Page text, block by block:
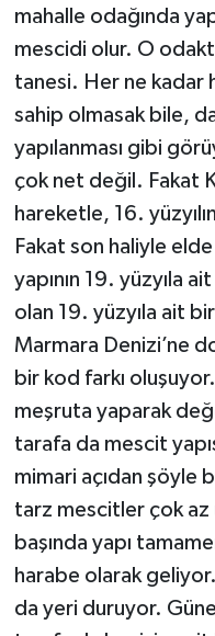
mahalle odağında
mescidi olur. O
tanesi. Her ne kadar
sahip olmasak bile,
yapılanması gibi
çok net değil. Fakat
hareketle, 16.
Fakat son haliyle
yapının 19. yüzyıla
olan 19. yüzyıla ait
Marmara Denizi’ne
bir kod farkı
meşruta yaparak
tarafa da mescit
mimari açıdan şöyle
tarz mescitler çok az
başında yapı
harabe olarak
da yeri duruyor.